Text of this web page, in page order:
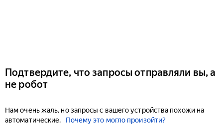
Подтвердите, что запросы отправляли вы, а
не робот
Нам очень жаль, но запросы с вашего устройства похожи на
автоматические.
Почему это могло произойти?